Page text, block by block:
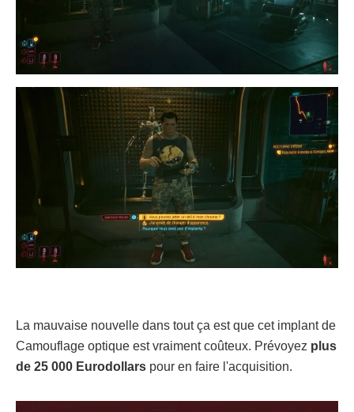
La mauvaise nouvelle dans tout ça est que cet implant de
Camouflage optique est vraiment coûteux. Prévoyez plus
de 25 000 Eurodollars pour en faire l'acquisition.